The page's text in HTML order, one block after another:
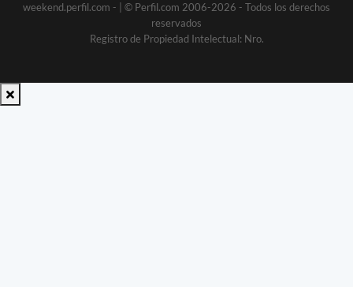
weekend.perfil.com -
| © Perfil.com 2006-2026 - Todos los derechos
reservados
Registro de Propiedad Intelectual: Nro.